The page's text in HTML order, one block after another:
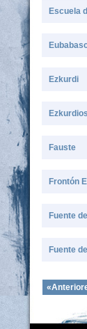
Escuela
Ezkurdi
Fauste
Frontón
Fuente
Fuente